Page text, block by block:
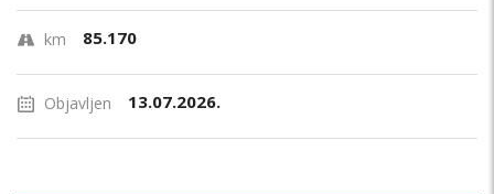
km 85.170
Objavljen 13.07.2026.